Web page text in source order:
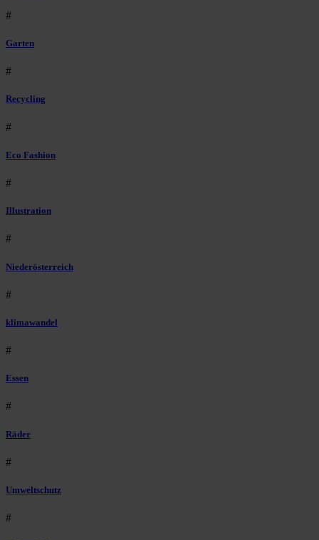
#
Garten
#
Recycling
#
Eco Fashion
#
Illustration
#
Niederösterreich
#
klimawandel
#
Essen
#
Räder
#
Umweltschutz
#